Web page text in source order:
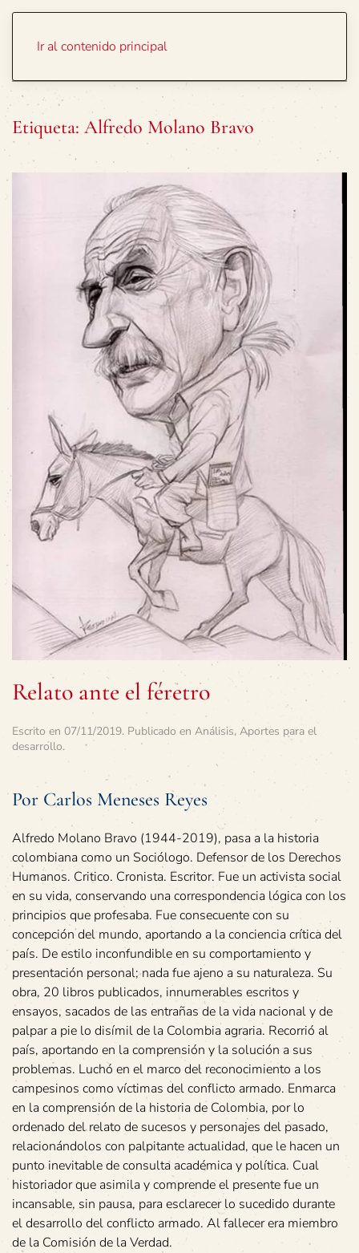
Ir al contenido principal
Etiqueta: Alfredo Molano Bravo
Relato ante el féretro
Escrito en 07/11/2019. Publicado en Análisis, Aportes para el
desarrollo.
Por Carlos Meneses Reyes
Alfredo Molano Bravo (1944-2019), pasa a la historia
colombiana como un Sociólogo. Defensor de los Derechos
Humanos. Critico. Cronista. Escritor. Fue un activista social
en su vida, conservando una correspondencia lógica con los
principios que profesaba. Fue consecuente con su
concepción del mundo, aportando a la conciencia crítica del
país. De estilo inconfundible en su comportamiento y
presentación personal; nada fue ajeno a su naturaleza. Su
obra, 20 libros publicados, innumerables escritos y
ensayos, sacados de las entrañas de la vida nacional y de
palpar a pie lo disímil de la Colombia agraria. Recorrió al
país, aportando en la comprensión y la solución a sus
problemas. Luchó en el marco del reconocimiento a los
campesinos como víctimas del conflicto armado. Enmarca
en la comprensión de la historia de Colombia, por lo
ordenado del relato de sucesos y personajes del pasado,
relacionándolos con palpitante actualidad, que le hacen un
punto inevitable de consulta académica y política. Cual
historiador que asimila y comprende el presente fue un
incansable, sin pausa, para esclarecer lo sucedido durante
el desarrollo del conflicto armado. Al fallecer era miembro
de la Comisión de la Verdad.